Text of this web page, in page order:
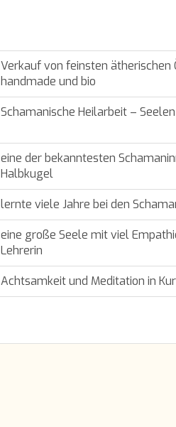
Verkauf von feinsten ätherischen
handmade und bio
Schamanische Heilarbeit –
eine der bekanntesten
Halbkugel
lernte viele Jahre bei den
eine große Seele mit viel
Lehrerin
Achtsamkeit und Meditation in